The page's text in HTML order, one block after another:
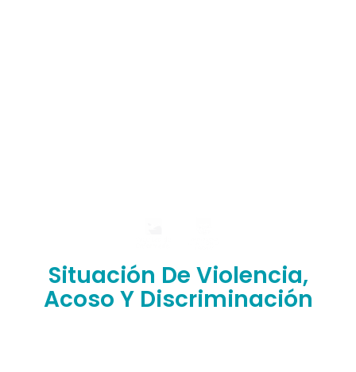
Situación De Violencia,
Acoso Y Discriminación